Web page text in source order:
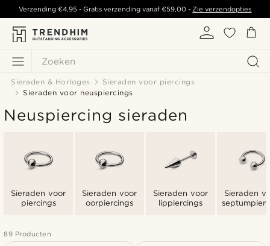
Zoeken
Verzending €4,95 - Gratis verzending vanaf€59,00 -Zie verzendopties
Sieraden & Horloges
Sieraden voor piercings
Sieraden voor neuspiercings
Neuspiercing sieraden
Sieraden voor
piercings
Sieraden voor
oorpiercings
Sieraden voor
lippiercings
Sieraden
89 Producten